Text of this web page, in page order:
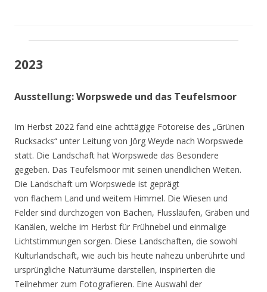
2023
Ausstellung: Worpswede und das Teufelsmoor
Im Herbst 2022 fand eine achttägige Fotoreise des „Grünen
Rucksacks“ unter Leitung von Jörg Weyde nach Worpswede
statt. Die Landschaft hat Worpswede das Besondere
gegeben. Das Teufelsmoor mit seinen unendlichen Weiten.
Die Landschaft um Worpswede ist geprägt
von flachem Land und weitem Himmel. Die Wiesen und
Felder sind durchzogen von Bächen, Flussläufen, Gräben und
Kanälen, welche im Herbst für Frühnebel und einmalige
Lichtstimmungen sorgen. Diese Landschaften, die sowohl
Kulturlandschaft, wie auch bis heute nahezu unberührte und
ursprüngliche Naturräume darstellen, inspirierten die
Teilnehmer zum Fotografieren. Eine Auswahl der